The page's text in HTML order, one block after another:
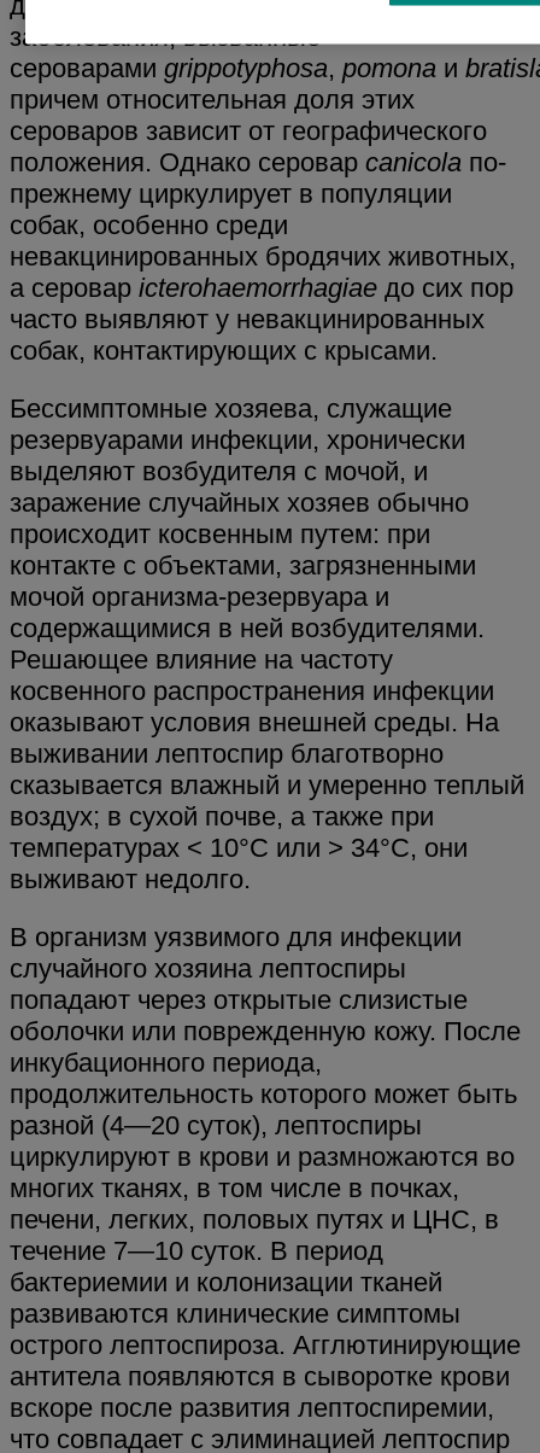
заболевания, вызванные
сероварами grippotyphosa, pomona и
причем относительная доля этих
сероваров зависит от географического
положения. Однако серовар canicola по-
прежнему циркулирует в популяции
собак, особенно среди
невакцинированных бродячих животных,
а серовар icterohaemorrhagiae до сих пор
часто выявляют у невакцинированных
собак, контактирующих с крысами.
Бессимптомные хозяева, служащие
резервуарами инфекции, хронически
выделяют возбудителя с мочой, и
заражение случайных хозяев обычно
происходит косвенным путем: при
контакте с объектами, загрязненными
мочой организма-резервуара и
содержащимися в ней возбудителями.
Решающее влияние на частоту
косвенного распространения инфекции
оказывают условия внешней среды. На
выживании лептоспир благотворно
сказывается влажный и умеренно теплый
воздух; в сухой почве, а также при
температурах < 10°С или > 34°С, они
выживают недолго.
В организм уязвимого для инфекции
случайного хозяина лептоспиры
попадают через открытые слизистые
оболочки или поврежденную кожу. После
инкубационного периода,
продолжительность которого может быть
разной (4—20 суток), лептоспиры
циркулируют в крови и размножаются во
многих тканях, в том числе в почках,
печени, легких, половых путях и ЦНС, в
течение 7—10 суток. В период
бактериемии и колонизации тканей
развиваются клинические симптомы
острого лептоспироза. Агглютинирующие
антитела появляются в сыворотке крови
вскоре после развития лептоспиремии,
что совпадает с элиминацией лептоспир